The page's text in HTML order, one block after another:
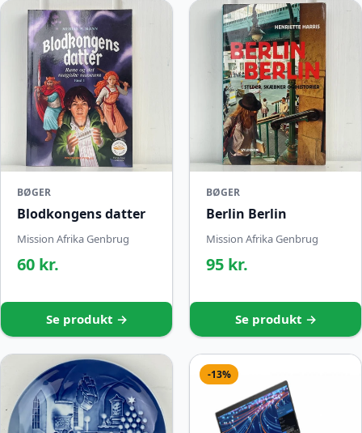
BØGER
Blodkongens datter
Mission Afrika Genbrug
60 kr.
Se produkt →
BØGER
Berlin Berlin
Mission Afrika Genbrug
95 kr.
Se produkt →
-13%